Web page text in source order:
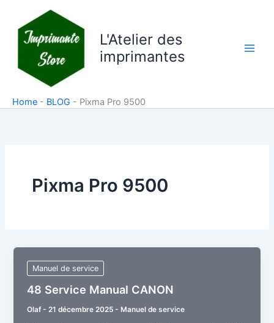
contenu
L'Atelier des
imprimantes
Home - BLOG - Pixma Pro 9500
Pixma Pro 9500
Manuel de service
48 Service Manual CANON
Olaf-21 décembre 2025- Manuel de service